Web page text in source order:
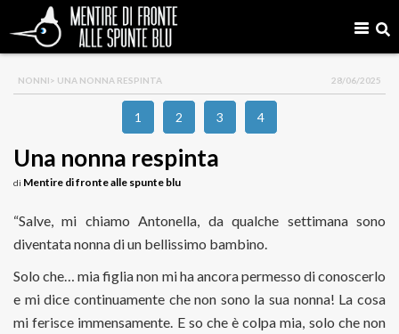
NONNI> UNA NONNA RESPINTA 28/06/2025
1 2 3 4
Una nonna respinta
di Mentire di fronte alle spunte blu
“Salve, mi chiamo Antonella, da qualche settimana sono
diventata nonna di un bellissimo bambino.
Solo che… mia figlia non mi ha ancora permesso di conoscerlo
e mi dice continuamente che non sono la sua nonna! La cosa
mi ferisce immensamente. E so che è colpa mia, solo che non